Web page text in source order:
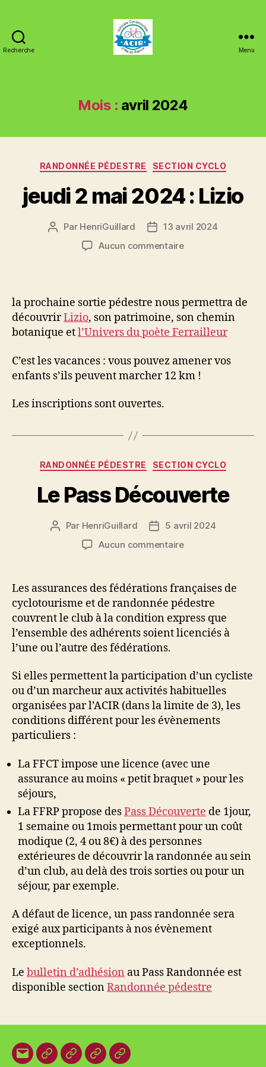
Recherche Menu
Mois : avril 2024
Catégories
RANDONNÉE PÉDESTRE SECTION CYCLO
jeudi 2 mai 2024 : Lizio
Auteur
Par HenriGuillard
Date13 avril 2024
Aucun commentairesur
:
Lizio
la prochaine sortie pédestre nous permettra de
découvrirLizio, son patrimoine, son chemin
botanique etl’Univers du poète Ferrailleur
C’est les vacances : vous pouvez amener vos
enfants s’ils peuvent marcher 12 km !
Les inscriptions sont ouvertes.
Catégories
RANDONNÉE PÉDESTRE SECTION CYCLO
Le Pass Découverte
Auteur
l’article
Par HenriGuillard
Date5 avril 2024
Aucun commentairesur
Découverte
Les assurances des fédérations françaises de
cyclotourisme et de randonnée pédestre
couvrent le club à la condition express que
l’ensemble des adhérents soient licenciés à
l’une ou l’autre des fédérations.
Si elles permettent la participation d’un cycliste
ou d’un marcheur aux activités habituelles
organisées par l’ACIR (dans la limite de 3), les
conditions différent pour les évènements
particuliers :
La FFCT impose une licence (avec une
assurance au moins « petit braquet » pour les
séjours,
La FFRP propose desPass Découverte de 1jour,
1 semaine ou 1mois permettant pour un coût
modique (2, 4 ou 8€) à des personnes
extérieures de découvrir la randonnée au sein
d’un club, au delà des trois sorties ou pour un
séjour, par exemple.
A défaut de licence, un pass randonnée sera
exigé aux participants à nos évènement
exceptionnels.
Le bulletin d’adhésion au Pass Randonnée est
disponible sectionRandonnée pédestre
E- Organisation
Animations
VestesBrevets